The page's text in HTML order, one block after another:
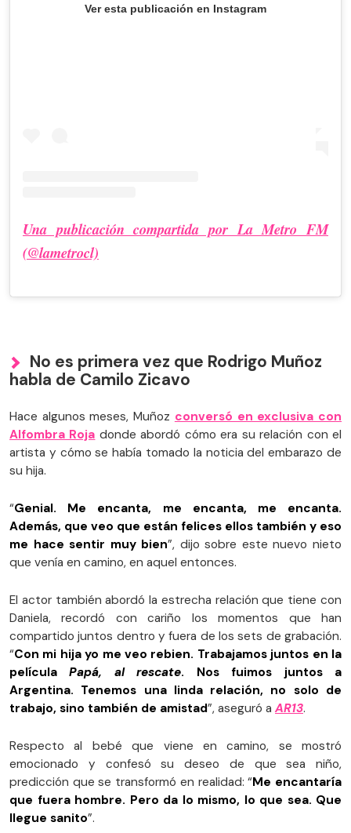
Ver esta publicación en Instagram
Una publicación compartida por La Metro FM
(@lametrocl)
No es primera vez que Rodrigo Muñoz
habla de Camilo Zicavo
Hace algunos meses, Muñoz conversó en exclusiva con
Alfombra Roja donde abordó cómo era su relación con el
artista y cómo se había tomado la noticia del embarazo de
su hija.
“Genial. Me encanta, me encanta, me encanta.
Además, que veo que están felices ellos también y eso
me hace sentir muy bien”, dijo sobre este nuevo nieto
que venía en camino, en aquel entonces.
El actor también abordó la estrecha relación que tiene con
Daniela, recordó con cariño los momentos que han
compartido juntos dentro y fuera de los sets de grabación.
“Con mi hija yo me veo rebien. Trabajamos juntos en la
películaPapá, al rescate. Nos fuimos juntos a
Argentina. Tenemos una linda relación, no solo de
trabajo, sino también de amistad”, aseguró a AR13.
Respecto al bebé que viene en camino, se mostró
emocionado y confesó su deseo de que sea niño,
predicción que se transformó en realidad: “Me encantaría
que fuera hombre. Pero da lo mismo, lo que sea. Que
llegue sanito”.